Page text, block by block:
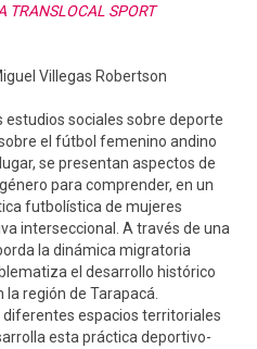
TRANSLOCAL SPORT
Villegas Robertson
estudios sociales sobre deporte
el fútbol femenino andino
se presentan aspectos de
para comprender, en un
futbolística de mujeres
interseccional. A través de una
la dinámica migratoria
el desarrollo histórico
región de Tarapacá.
espacios territoriales
esta práctica deportivo-